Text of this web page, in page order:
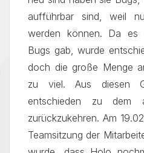
aufführbar sind, weil
werden können. Da
Bugs gab, wurde
doch die große Menge
zu viel. Aus diesen
entschieden zu dem
zurückzukehren. Am
Teamsitzung der